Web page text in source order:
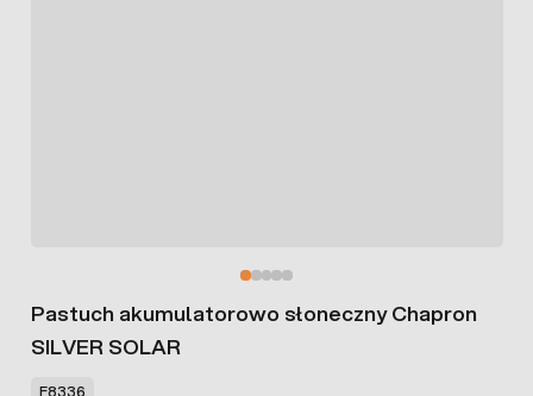
Pastuch akumulatorowo słoneczny Chapron
SILVER SOLAR
F8336